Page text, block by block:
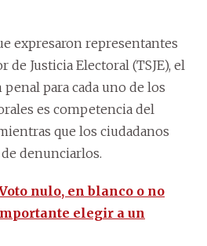
expresaron representantes
Justicia Electoral (TSJE), el
para cada uno de los
es competencia del
que los ciudadanos
denunciarlos.
nulo, en blanco o no
elegir a un